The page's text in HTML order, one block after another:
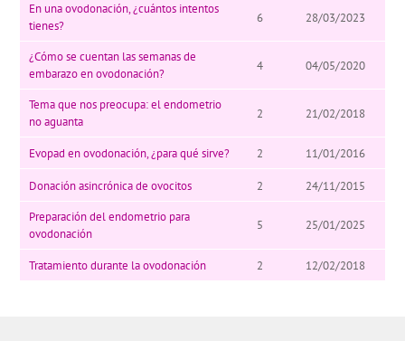
En una ovodonación, ¿cuántos intentos
tienes?
6 28/03/2023
¿Cómo se cuentan las semanas de
embarazo en ovodonación?
4 04/05/2020
Tema que nos preocupa: el endometrio
no aguanta
2 21/02/2018
Evopad en ovodonación, ¿para qué sirve? 2 11/01/2016
Donación asincrónica de ovocitos 2
24/11/2015
Preparación del endometrio para
ovodonación
5 25/01/2025
Tratamiento durante la ovodonación 2 12/02/2018